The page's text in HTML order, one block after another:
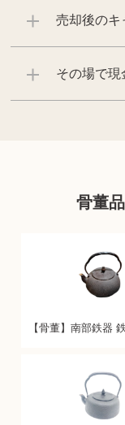
売却後のキ
その場で現
骨董
【骨董】南部鉄器